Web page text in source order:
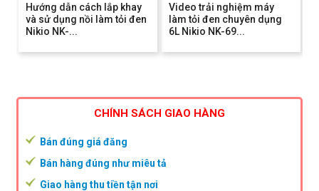
Hướng dẫn cách lắp khay
và sử dụng nồi làm tỏi đen
Nikio NK-...
Video trải nghiệm máy
làm tỏi đen chuyên dụng
6L Nikio NK-69...
CHÍNH SÁCH GIAO HÀNG
Bán đúng giá đăng
Bán hàng đúng như miêu tả
Giao hàng thu tiền tận nơi